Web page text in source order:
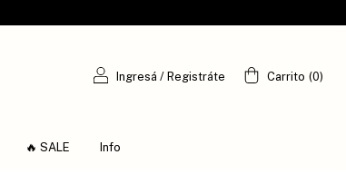
Ingresá / Registráte Carrito (0)
🔥 SALE Info